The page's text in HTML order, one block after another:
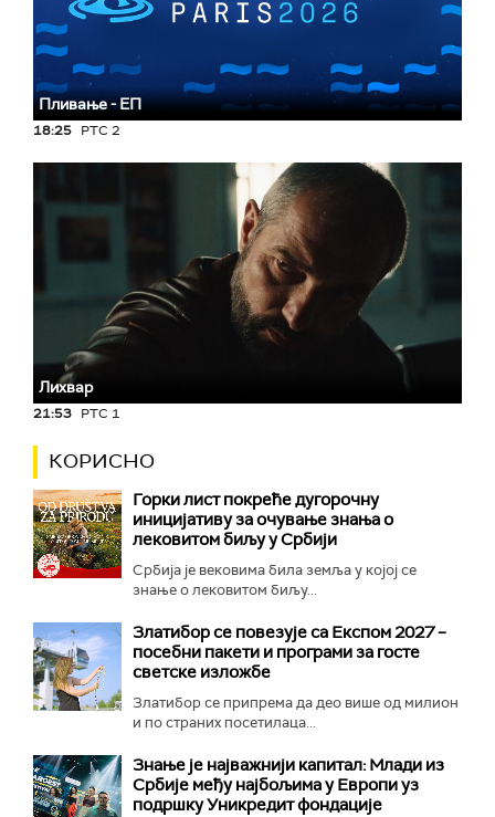
Пливање - ЕП
18:25 РТС 2
Лихвар
21:53 РТС 1
КОРИСНО
Горки лист покреће дугорочну
иницијативу за очување знања о
лековитом биљу у Србији
Србија је вековима била земља у којој се
знање о лековитом биљу...
Златибор се повезује са Експом 2027 –
посебни пакети и програми за госте
светске изложбе
Златибор се припрема да део више од милион
и по страних посетилаца...
Знање је најважнији капитал: Млади из
Србије међу најбољима у Европи уз
подршку Уникредит фондације